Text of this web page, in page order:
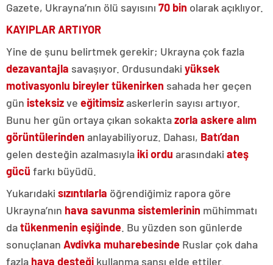
Gazete, Ukrayna’nın ölü sayısını 70 bin olarak açıklıyor.
KAYIPLAR ARTIYOR
Yine de şunu belirtmek gerekir; Ukrayna çok fazla
dezavantajla savaşıyor. Ordusundaki yüksek
motivasyonlu bireyler tükenirken sahada her geçen
gün isteksizve eğitimsizaskerlerin sayısı artıyor.
Bunu her gün ortaya çıkan sokaktazorla askere alım
görüntülerinden anlayabiliyoruz. Dahası, Batı’dan
gelen desteğin azalmasıylaiki ordu arasındaki ateş
gücü farkı büyüdü.
Yukarıdaki sızıntılarla öğrendiğimiz rapora göre
Ukrayna’nın hava savunma sistemlerinin mühimmatı
datükenmenin eşiğinde . Bu yüzden son günlerde
sonuçlanan Avdivka muharebesinde Ruslar çok daha
fazla hava desteği kullanma şansı elde ettiler.